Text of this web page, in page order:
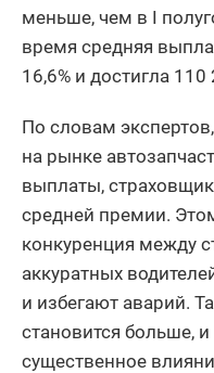
меньше, чем в I
время средняя
16,6% и достигла 110
По словам
на рынке
выплаты,
средней премии.
конкуренция между
аккуратных
и избегают аварий.
становится больше,
существенное